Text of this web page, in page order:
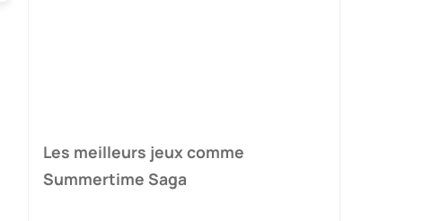
Les meilleurs jeux comme
Summertime Saga